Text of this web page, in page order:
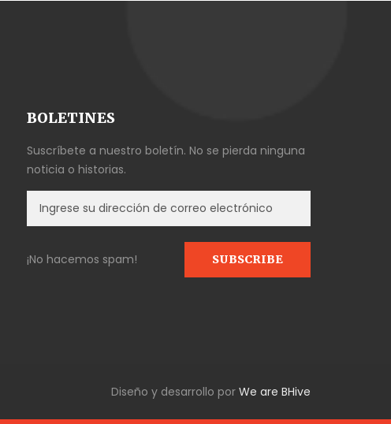
BOLETINES
Suscríbete a nuestro boletín. No se pierda ninguna
noticia o historias.
¡No hacemos spam!
Diseño y desarrollo por We are BHive